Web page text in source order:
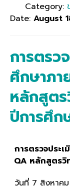
Category:
Date: August
การตรว
ศึกษาภา
หลักสูตร
ปีการศึก
การตรวจประ
QA หลักสูตรวิ
วันที่ 7 สิงหาค